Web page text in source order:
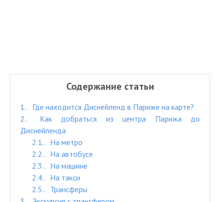
Содержание статьи
1.
Где находится Диснейленд в Париже на карте?
2.
Как добраться из центра Парижа до
Диснейленда
2.1.
На метро
2.2.
На автобусе
2.3.
На машине
2.4.
На такси
2.5.
Трансферы